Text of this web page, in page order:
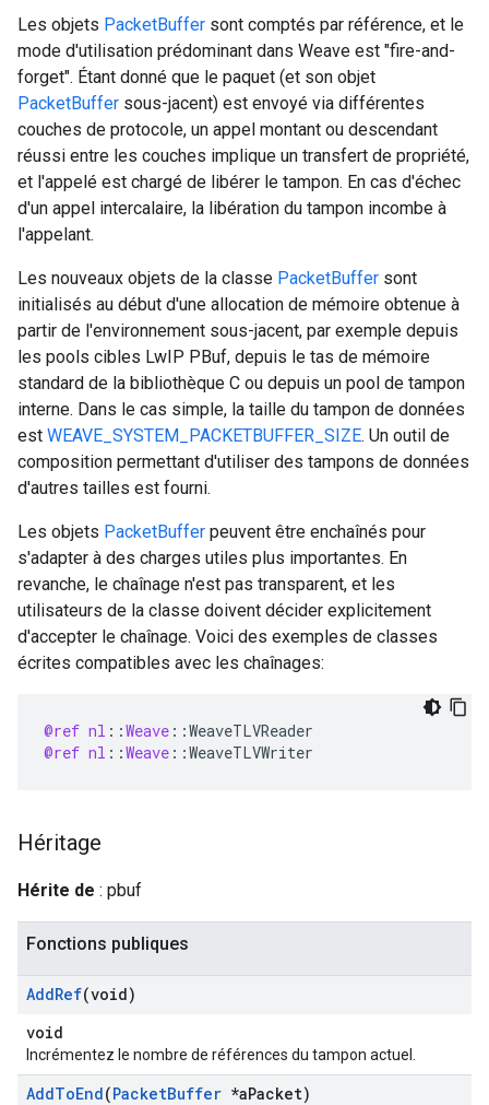
Les objets PacketBuffer sont comptés par référence, et le
mode d'utilisation prédominant dans Weave est "fire-and-
forget". Étant donné que le paquet (et son objet
PacketBuffer sous-jacent) est envoyé via différentes
couches de protocole, un appel montant ou descendant
réussi entre les couches implique un transfert de propriété,
et l'appelé est chargé de libérer le tampon. En cas d'échec
d'un appel intercalaire, la libération du tampon incombe à
l'appelant.
Les nouveaux objets de la classe PacketBuffer sont
initialisés au début d'une allocation de mémoire obtenue à
partir de l'environnement sous-jacent, par exemple depuis
les pools cibles LwIP PBuf, depuis le tas de mémoire
standard de la bibliothèque C ou depuis un pool de tampon
interne. Dans le cas simple, la taille du tampon de données
est WEAVE_SYSTEM_PACKETBUFFER_SIZE. Un outil de
composition permettant d'utiliser des tampons de données
d'autres tailles est fourni.
Les objets PacketBuffer peuvent être enchaînés pour
s'adapter à des charges utiles plus importantes. En
revanche, le chaînage n'est pas transparent, et les
utilisateurs de la classe doivent décider explicitement
d'accepter le chaînage. Voici des exemples de classes
écrites compatibles avec les chaînages:
@ref nl : :Weave : :WeaveTLVReader
@ref nl : :Weave : :WeaveTLVWriter
Héritage
Hérite de : pbuf
Fonctions publiques
AddRef(void)
void
Incrémentez le nombre de références du tampon actuel.
AddToEnd(PacketBuffer *aPacket)